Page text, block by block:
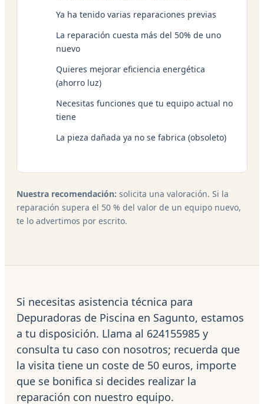
Ya ha tenido varias reparaciones previas
La reparación cuesta más del 50% de uno
nuevo
Quieres mejorar eficiencia energética
(ahorro luz)
Necesitas funciones que tu equipo actual no
tiene
La pieza dañada ya no se fabrica (obsoleto)
Nuestra recomendación: solicita una valoración. Si la
reparación supera el 50 % del valor de un equipo nuevo,
te lo advertimos por escrito.
Si necesitas asistencia técnica para
Depuradoras de Piscina en Sagunto, estamos
a tu disposición. Llama al 624155985 y
consulta tu caso con nosotros; recuerda que
la visita tiene un coste de 50 euros, importe
que se bonifica si decides realizar la
reparación con nuestro equipo.